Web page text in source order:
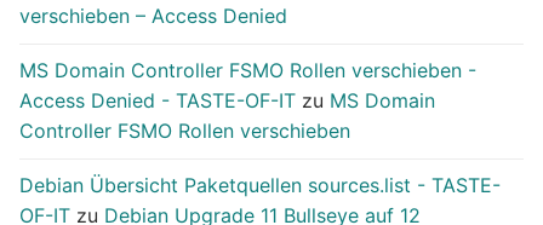
verschieben – Access Denied
MS Domain Controller FSMO Rollen verschieben -
Access Denied - TASTE-OF-IT zu MS Domain
Controller FSMO Rollen verschieben
Debian Übersicht Paketquellen sources.list - TASTE-
OF-IT zu Debian Upgrade 11 Bullseye auf 12